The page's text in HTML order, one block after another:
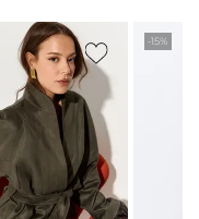
-15%